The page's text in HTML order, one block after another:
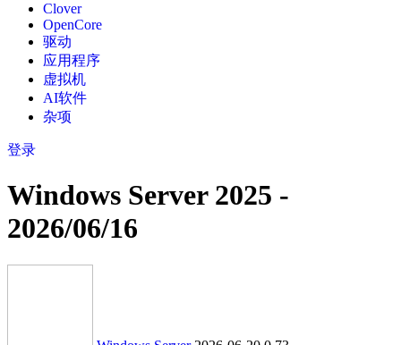
Clover
OpenCore
驱动
应用程序
虚拟机
AI软件
杂项
登录
Windows Server 2025 -
2026/06/16